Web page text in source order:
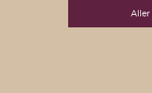
Aller